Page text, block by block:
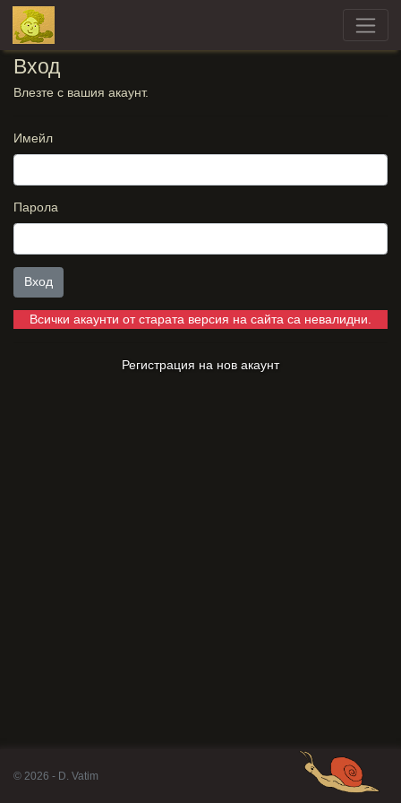
Вход
Влезте с вашия акаунт.
Имейл
Парола
Вход
Всички акаунти от старата версия на сайта са невалидни.
Регистрация на нов акаунт
© 2026 - D. Vatim